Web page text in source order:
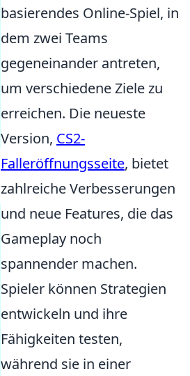
basierendes Online-Spiel, in
dem zwei Teams
gegeneinander antreten,
um verschiedene Ziele zu
erreichen. Die neueste
Version, CS2-
Falleröffnungsseite, bietet
zahlreiche Verbesserungen
und neue Features, die das
Gameplay noch
spannender machen.
Spieler können Strategien
entwickeln und ihre
Fähigkeiten testen,
während sie in einer